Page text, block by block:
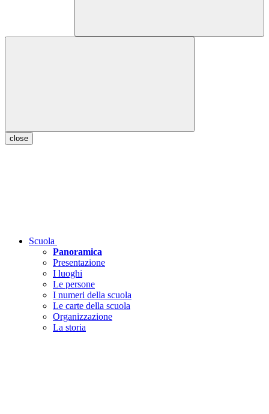
close
Scuola
Panoramica
Presentazione
I luoghi
Le persone
I numeri della scuola
Le carte della scuola
Organizzazione
La storia